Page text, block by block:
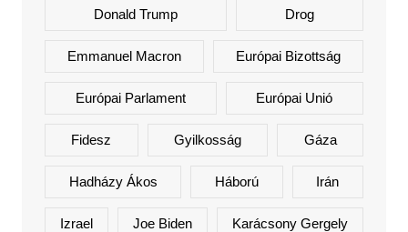
Donald Trump Drog
Emmanuel Macron Európai Bizottság
Európai Parlament Európai Unió
Fidesz Gyilkosság Gáza
Hadházy Ákos Háború Irán
Izrael Joe Biden Karácsony Gergely